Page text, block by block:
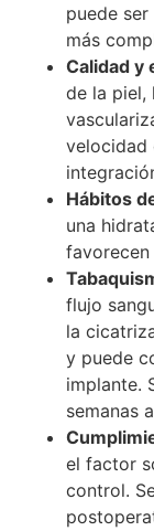
puede
más
Calidad y
de la piel,
velocidad
Hábitos
una
flujo
la
y puede
implante.
semanas
el factor
control.